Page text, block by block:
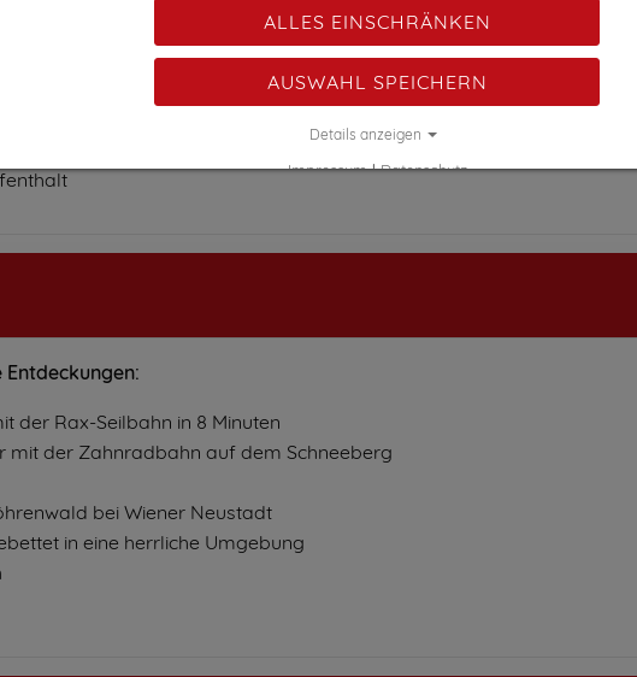
Frühstück pro Nacht.
12 Jahren € 35,-
der Rax-Seilbahn in 8 Minuten
mit der Zahnradbahn auf dem Schneeberg
bei Wiener Neustadt
in eine herrliche Umgebung
ALLES EINSCHRÄNKEN
AUSWAHL SPEICHERN
Details anzeigen
Impressum|Datenschutz